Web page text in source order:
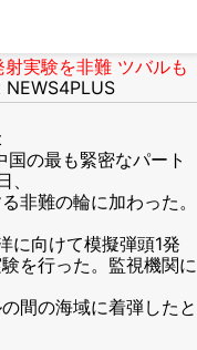
射実験を非難 ツバルも
NEWS4PLUS
国の最も緊密なパート
非難の輪に加わった。
に向けて模擬弾頭1発
を行った。監視機関に
間の海域に着弾したと